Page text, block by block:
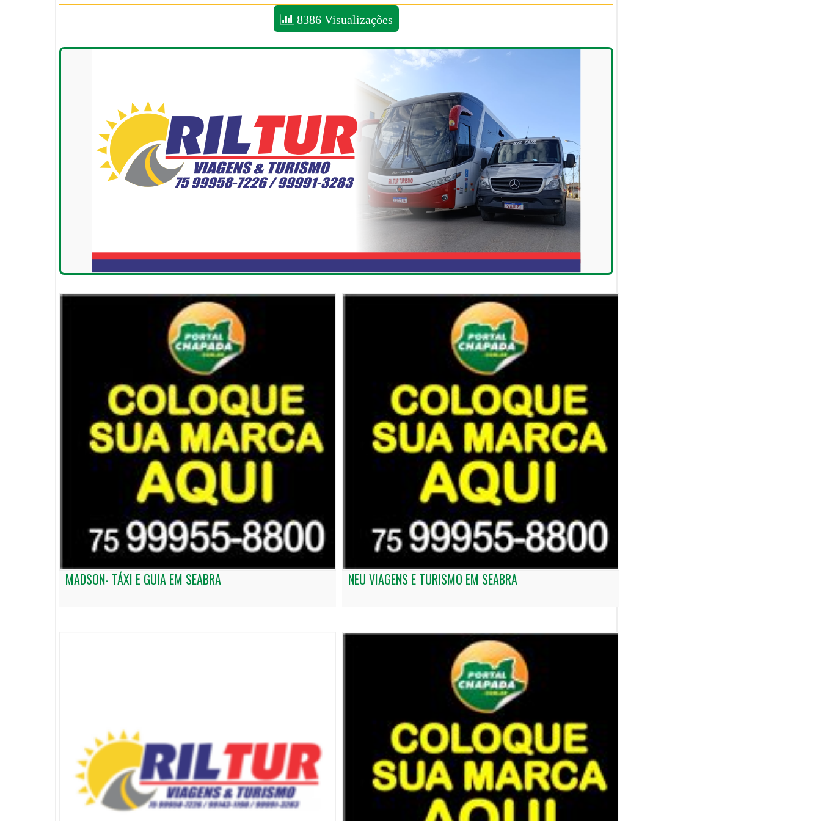
8386 Visualizações
MADSON- TÁXI E GUIA EM SEABRA NEU VIAGENS E TURISMO EM SEABRA